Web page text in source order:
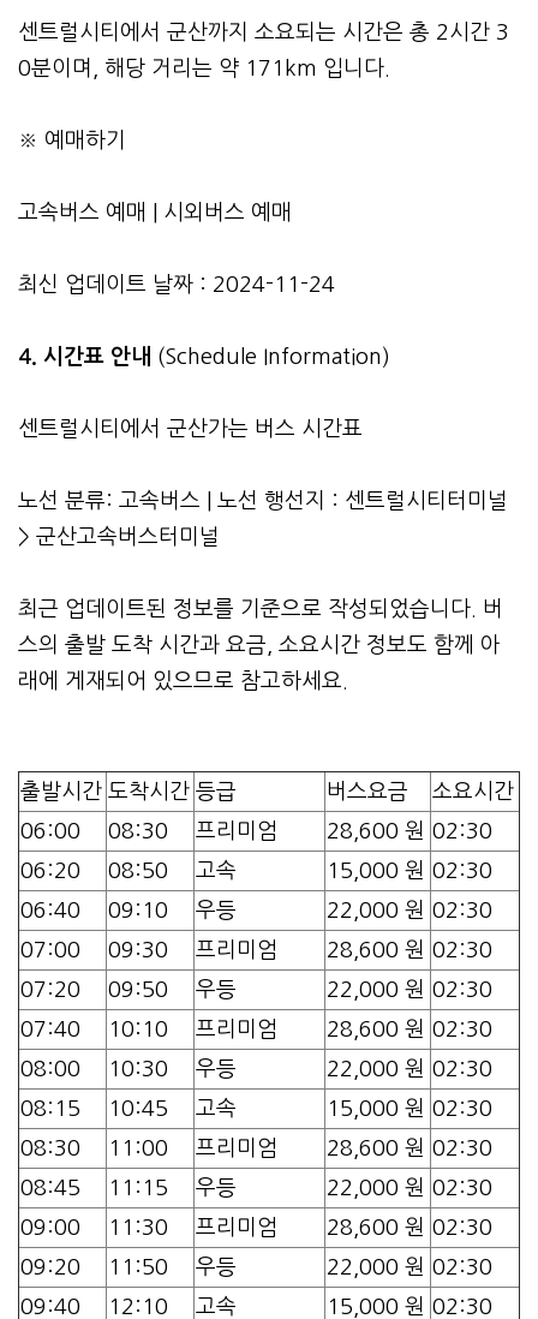
센트럴시티에서 군산까지 소요되는 시간은 총 2시간 3
0분이며, 해당 거리는 약 171km 입니다.
※ 예매하기
고속버스 예매 시외버스 예매
최신 업데이트 날짜 : 2024-11-24
4. 시간표 안내 (Schedule Information)
센트럴시티에서 군산가는 버스 시간표
노선 분류: 고속버스 | 노선 행선지 : 센트럴시티터미널
> 군산고속버스터미널
최근 업데이트된 정보를 기준으로 작성되었습니다. 버
스의 출발 도착 시간과 요금, 소요시간 정보도 함께 아
래에 게재되어 있으므로 참고하세요.
출발시간 도착시간 등급 버스요금
소요시간
06:00
08:30 프리미엄 28,600 원 02:30
06:20
08:50 고속 15,000 원 02:30
06:40
09:10 우등 22,000 원 02:30
07:00
09:30 프리미엄 28,600 원 02:30
07:20
09:50 우등 22,000 원 02:30
07:40
10:10 프리미엄 28,600 원 02:30
08:00
10:30 우등 22,000 원 02:30
08:15
10:45 고속 15,000 원 02:30
08:30
11:00 프리미엄 28,600 원 02:30
08:45
11:15 우등 22,000 원 02:30
09:00
11:30 프리미엄 28,600 원 02:30
09:20
11:50 우등 22,000 원 02:30
09:40
12:10 고속 15,000 원 02:30